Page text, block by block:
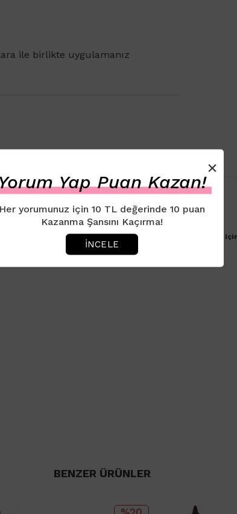
ile birlikte uygulamanız
Ürün için henüz yorum eklenmemiştir. İlk yorumu yapmak
×
Yap Puan Kazan!
Her yorumunuz için 10 TL değerinde 10 puan
Kazanma Şansını Kaçırma!
İNCELE
BENZER ÜRÜNLER